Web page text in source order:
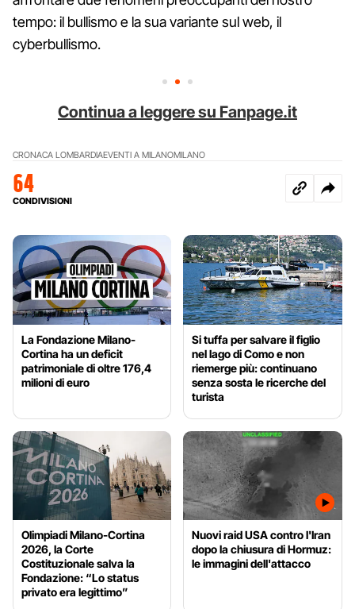
tempo: il bullismo e la sua variante sul web, il
cyberbullismo.
Continua a leggere su Fanpage.it
CRONACA LOMBARDIAEVENTI A MILANOMILANO
64
CONDIVISIONI
La Fondazione Milano-
Cortina ha un deficit
patrimoniale di oltre 176,4
milioni di euro
Si tuffa per salvare il figlio
nel lago di Como e non
riemerge più: continuano
senza sosta le ricerche del
turista
Olimpiadi Milano-Cortina
2026, la Corte
Costituzionale salva la
Fondazione: “Lo status
privato era legittimo”
Nuovi raid USA contro l'Iran
dopo la chiusura di Hormuz:
le immagini dell'attacco